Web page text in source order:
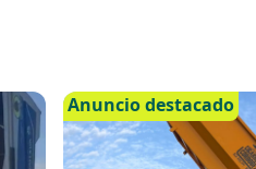
Anuncio destacado